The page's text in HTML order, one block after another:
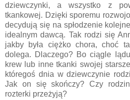
dziewczynki, a wszystko z
tkankowej. Dzięki sporemu
decydują się na spłodzenie
idealnym dawcą. Tak rodzi się
jakby była ciężko chora, choć
dolega. Dlaczego? Bo ciągle
krew lub inne tkanki swojej
któregoś dnia w dziewczynie
Jak on się skończy? Czy
rozterki przeżyją?